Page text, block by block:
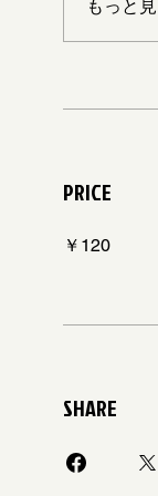
もっと
PRICE
￥120
SHARE